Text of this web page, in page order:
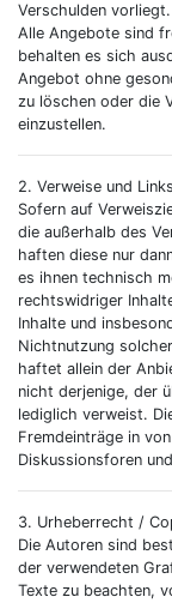
Verschulden vorliegt.
Alle Angebote sind
behalten es sich
Angebot ohne
zu löschen oder die
einzustellen.
2. Verweise und Links
Sofern auf
die außerhalb des
haften diese nur
es ihnen technisch
rechtswidriger
Inhalte und
Nichtnutzung
haftet allein der
nicht derjenige, der
lediglich verweist.
Fremdeinträge in
Diskussionsforen
3. Urheberrecht /
Die Autoren sind
der verwendeten
Texte zu beachten,